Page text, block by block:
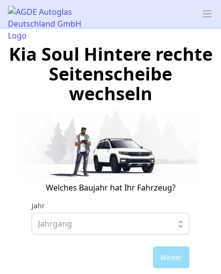
AGDE Autoglas Deutschland GmbH
Kia Soul Hintere rechte
Seitenscheibe
wechseln
Welches Baujahr hat Ihr Fahrzeug?
Jahr
Weiter